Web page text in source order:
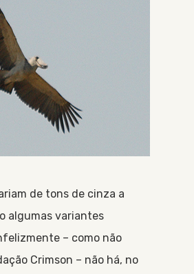
de tons de cinza a
algumas variantes
– como não
Crimson – não há, no